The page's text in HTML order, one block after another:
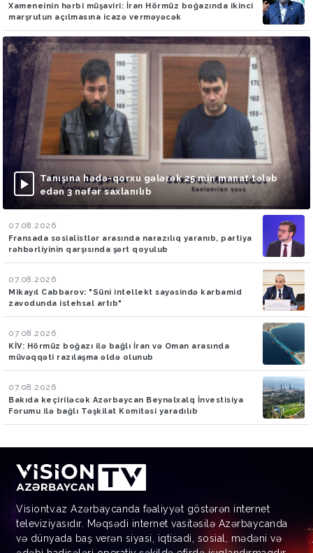
Xameneinin hərbi müşaviri: İran Hörmüz boğazında ikinci
marşrutun açılmasına icazə verməyəcək
Tanışına hədə-qorxu gələrək 25 min manat tələb
edən 3 nəfər saxlanılıb
07.08.2026
Fransada sosialistlər arasında narazılıq yaranıb, partiya
rəhbərliyinin qarşısında şərt qoyulub
07.08.2026
Mikayıl Cabbarov: "Süni intellekt sayəsində karbamid
zavodunda istehsal artıb"
07.08.2026
KİV: Hörmüz boğazı ilə bağlı İran və Oman arasında
müvəqqəti razılaşma əldə olunub
07.08.2026
Bakıda keçiriləcək Azərbaycan Beynəlxalq İnvestisiya
Forumu ilə bağlı Təşkilat Komitəsi yaradılıb
Visiontv.az Azərbaycanda fəaliyyət göstərən internet
televiziyasıdır. Məqsədi internet vasitəsilə Azərbaycanda
və dünyada baş verən siyasi, iqtisadi, sosial, mədəni və